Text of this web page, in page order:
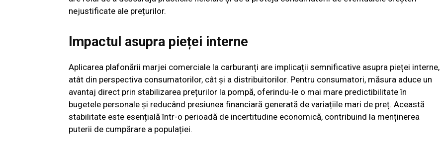
nejustificate ale prețurilor.
Impactul asupra pieței interne
Aplicarea plafonării marjei comerciale la carburanți are implicații semnificative asupra pieței interne,
atât din perspectiva consumatorilor, cât și a distribuitorilor. Pentru consumatori, măsura aduce un
avantaj direct prin stabilizarea prețurilor la pompă, oferindu-le o mai mare predictibilitate în
bugetele personale și reducând presiunea financiară generată de variațiile mari de preț. Această
stabilitate este esențială într-o perioadă de incertitudine economică, contribuind la menținerea
puterii de cumpărare a populației.